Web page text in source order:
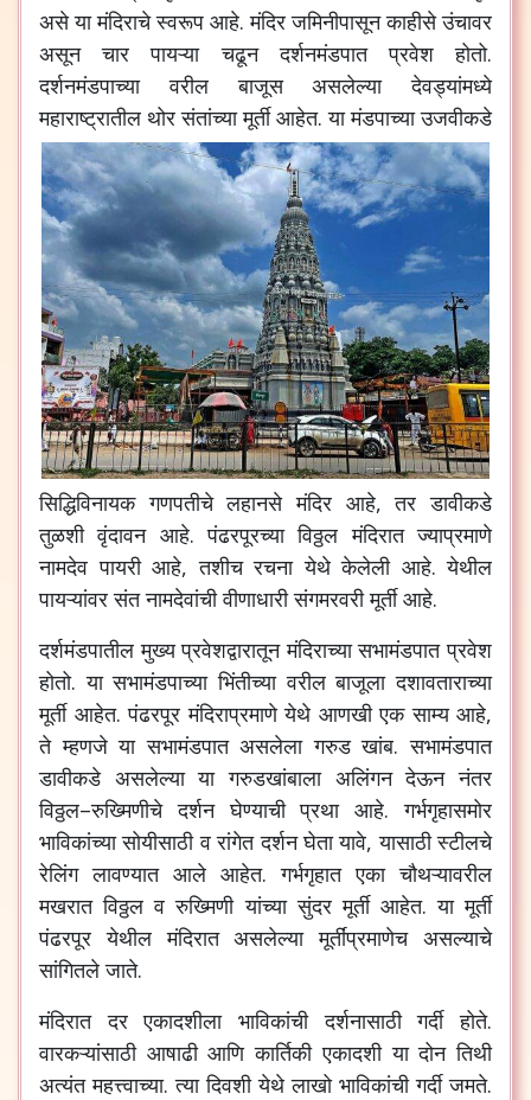
असे या मंदिराचे स्वरूप आहे.मंदिर जमिनीपासून काहीसे उंचावर
असून
चार पायऱ्या चढून दर्शनमंडपात प्रवेश होतो.
दर्शनमंडपाच्या
वरील बाजूस असलेल्या
देवड्यांमध्ये
महाराष्ट्रातील थोर संतांच्या मूर्ती आहेत. या मंडपाच्या उजवीकडे
सिद्धिविनायक गणपतीचे लहानसे मंदिर आहे,तर डावीकडे
तुळशी वृंदावन आहे.पंढरपूरच्या विठ्ठल मंदिरात ज्याप्रमाणे
नामदेव पायरी आहे,तशीच रचना येथे केलेली आहे.येथील
पायऱ्यांवर संत नामदेवांची वीणाधारी संगमरवरी मूर्ती आहे.
दर्शमंडपातील मुख्य प्रवेशद्वारातून मंदिराच्या सभामंडपात प्रवेश
होतो.या सभामंडपाच्या भिंतीच्या वरील बाजूला दशावताराच्या
मूर्ती आहेत.पंढरपूर मंदिराप्रमाणे येथे आणखी एक साम्य आहे,
ते म्हणजे या सभामंडपात असलेला गरुड खांब.सभामंडपात
डावीकडे असलेल्या या गरुडखांबाला अलिंगन देऊन नंतर
विठ्ठल–रुख्मिणीचे दर्शन घेण्याची प्रथा आहे.गर्भगृहासमोर
भाविकांच्या सोयीसाठी व रांगेत दर्शन घेता यावे,यासाठी स्टीलचे
रेलिंग लावण्यात आले आहेत.गर्भगृहात एका चौथऱ्यावरील
मखरात विठ्ठल व रुख्मिणी यांच्या सुंदर मूर्ती आहेत.या मूर्ती
पंढरपूर येथील मंदिरात असलेल्या मूर्तींप्रमाणेच असल्याचे
सांगितले जाते.
मंदिरात दर एकादशीला भाविकांची दर्शनासाठी गर्दी होते.
वारकऱ्यांसाठी आषाढी आणि कार्तिकी एकादशी या दोन तिथी
अत्यंत महत्त्वाच्या.त्या दिवशी येथे लाखो भाविकांची गर्दी जमते.